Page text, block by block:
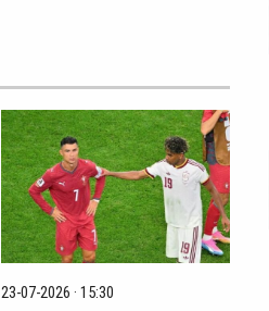
23-07-2026 · 15:30